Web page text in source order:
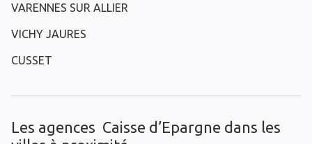
VARENNES SUR ALLIER
VICHY JAURES
CUSSET
Les agences Caisse d’Epargne dans les